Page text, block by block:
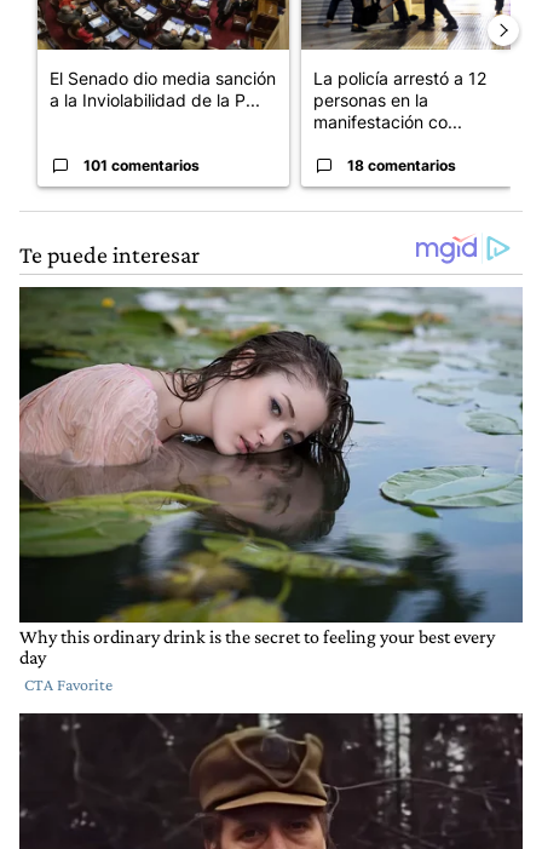
El Senado dio media sanción
a la Inviolabilidad de la P...
101 comentarios
La policía arrestó a 12
personas en la
manifestación co...
18 comentarios